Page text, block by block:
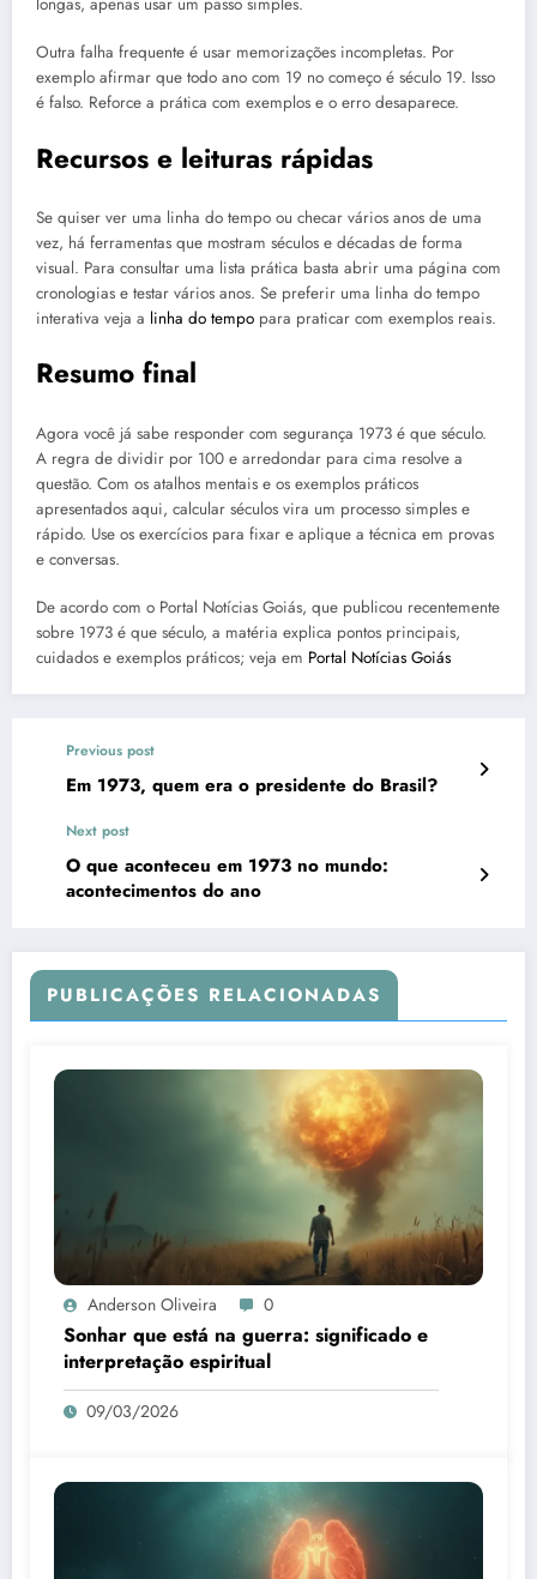
Outra falha frequente é usar memorizações incompletas. Por
exemplo afirmar que todo ano com 19 no começo é século 19. Isso
é falso. Reforce a prática com exemplos e o erro desaparece.
Recursos e leituras rápidas
Se quiser ver uma linha do tempo ou checar vários anos de uma
vez, há ferramentas que mostram séculos e décadas de forma
visual. Para consultar uma lista prática basta abrir uma página com
cronologias e testar vários anos. Se preferir uma linha do tempo
interativa veja a linha do tempo para praticar com exemplos reais.
Resumo final
Agora você já sabe responder com segurança 1973 é que século.
A regra de dividir por 100 e arredondar para cima resolve a
questão. Com os atalhos mentais e os exemplos práticos
apresentados aqui, calcular séculos vira um processo simples e
rápido. Use os exercícios para fixar e aplique a técnica em provas
e conversas.
De acordo com o Portal Notícias Goiás, que publicou recentemente
sobre 1973 é que século, a matéria explica pontos principais,
cuidados e exemplos práticos; veja em Portal Notícias Goiás
Previous post
Em 1973, quem era o presidente do Brasil?
Next post
O que aconteceu em 1973 no mundo:
acontecimentos do ano
PUBLICAÇÕES RELACIONADAS
Anderson Oliveira 0
Sonhar que está na guerra: significado e
interpretação espiritual
09/03/2026